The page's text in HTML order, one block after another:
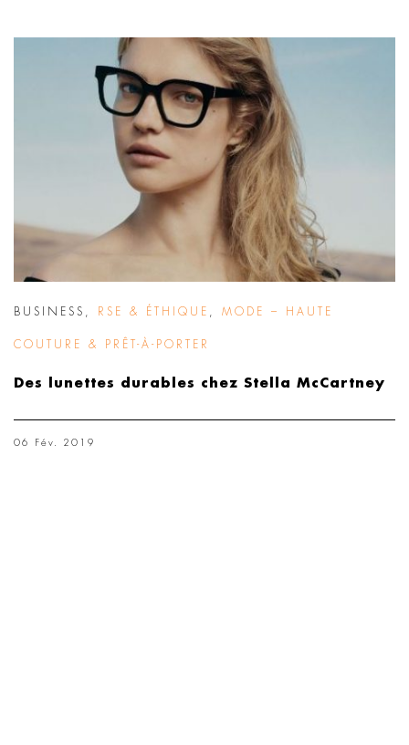
BUSINESS RSE & ÉTHIQUE MODE – HAUTE
COUTURE & PRÊT-À-PORTER
Des lunettes durables chez Stella McCartney
06 Fév. 2019